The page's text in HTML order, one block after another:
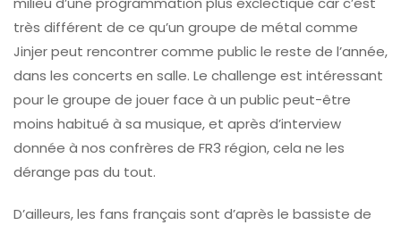
très différent de ce qu’un groupe de métal comme
Jinjer peut rencontrer comme public le reste de l’année,
dans les concerts en salle. Le challenge est intéressant
pour le groupe de jouer face à un public peut-être
moins habitué à sa musique, et après d’interview
donnée à nos confrères de FR3 région, cela ne les
dérange pas du tout.
D’ailleurs, les fans français sont d’après le bassiste de